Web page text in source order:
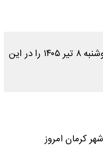
وضعیت هوای فردا کرمان دوشنبه ۸ تیر ۱۴۰۵ را در این
کرمان امروز